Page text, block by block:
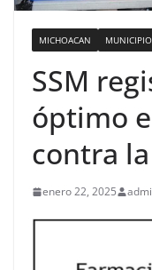
MICHOACAN
SSM
óptimo
contra
enero 22, 2025